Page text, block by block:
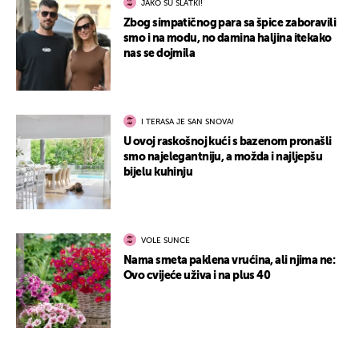
JAKO SU SLATKI!
Zbog simpatičnog para sa špice zaboravili
smo i na modu, no damina haljina itekako
nas se dojmila
I TERASA JE SAN SNOVA!
U ovoj raskošnoj kući s bazenom pronašli
smo najelegantniju, a možda i najljepšu
bijelu kuhinju
VOLE SUNCE
Nama smeta paklena vrućina, ali njima ne:
Ovo cvijeće uživa i na plus 40